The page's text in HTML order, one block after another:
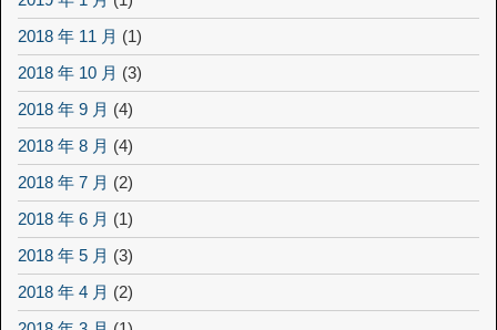
2018 年 11 月 (1)
2018 年 10 月 (3)
2018 年 9 月 (4)
2018 年 8 月 (4)
2018 年 7 月 (2)
2018 年 6 月 (1)
2018 年 5 月 (3)
2018 年 4 月 (2)